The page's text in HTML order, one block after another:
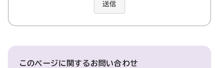
送信
このページに関するお問い合わせ